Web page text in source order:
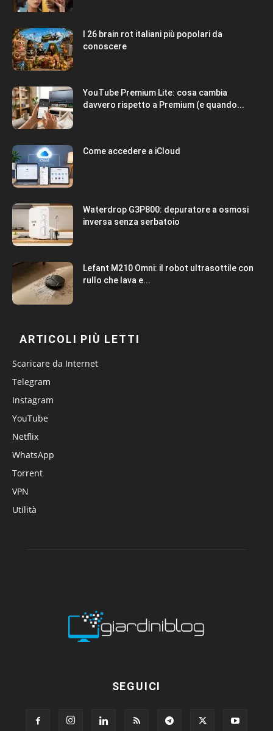
I 26 brain rot italiani più popolari da
conoscere
YouTube Premium Lite: cosa cambia
davvero rispetto a Premium (e quando...
Come accedere a iCloud
Waterdrop G3P800: depuratore a osmosi
inversa senza serbatoio
Lefant M210 Omni: il robot ultrasottile con
rullo che lava e...
ARTICOLI PIÙ LETTI
Scaricare da Internet
Telegram
Instagram
YouTube
Netflix
WhatsApp
Torrent
VPN
Utilità
SEGUICI